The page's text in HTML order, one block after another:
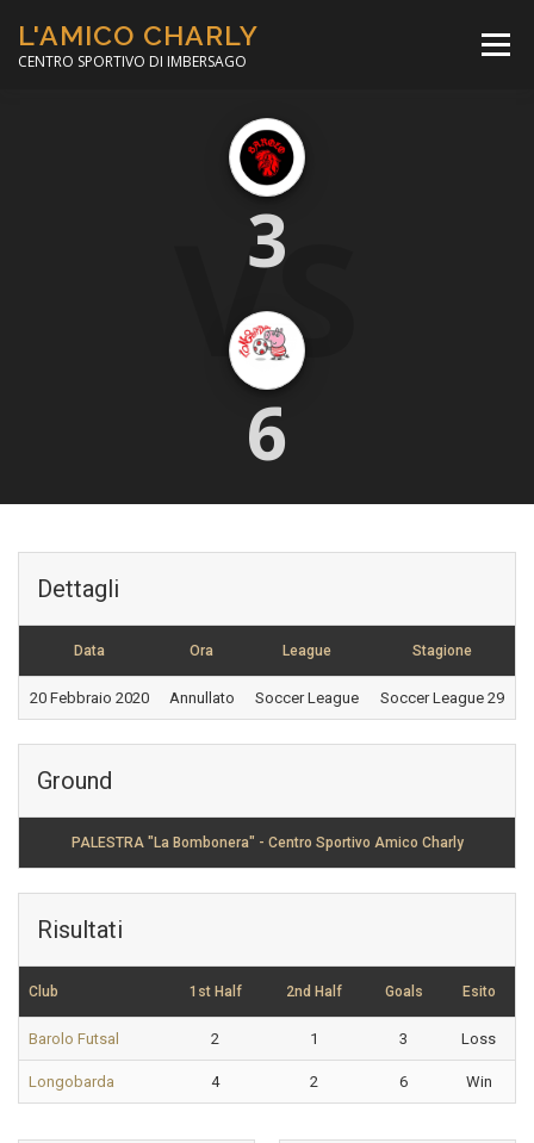
contenuto
L'AMICO CHARLY
CENTRO SPORTIVO DI IMBERSAGO
Menù
CORSO CALCIO A 5
MINIBASKET
VS
3
6
Dettagli
Data Ora League Stagione
20 Febbraio 2020 Annullato Soccer League Soccer League 29
Ground
PALESTRA "La Bombonera" - Centro Sportivo Amico Charly
Risultati
Club 1st Half 2nd Half Goals Esito
Barolo Futsal 2 1 3 Loss
Longobarda 4 2 6 Win